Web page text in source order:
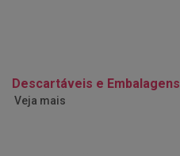
Descartáveis e Embalagens
Veja mais